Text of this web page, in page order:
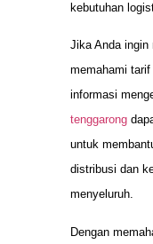
kebutuhan
Jika Anda ingin
memahami
informasi
tenggarong
untuk
distribusi dan
menyeluruh.
Dengan